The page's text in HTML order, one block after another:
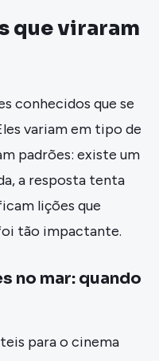
que viraram
conhecidos que se
variam em tipo de
padrões: existe um
a resposta tenta
lições que
tão impactante.
no mar: quando
para o cinema